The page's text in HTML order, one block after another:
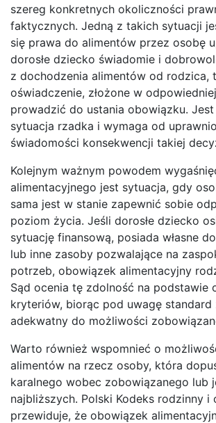
szereg konkretnych okoliczności
faktycznych. Jedną z takich sytuacji
się prawa do alimentów przez osobę
dorosłe dziecko świadomie i
z dochodzenia alimentów od rodzica,
oświadczenie, złożone w
prowadzić do ustania obowiązku.
sytuacja rzadka i wymaga od
świadomości konsekwencji takiej
Kolejnym ważnym powodem
alimentacyjnego jest sytuacja, gdy
sama jest w stanie zapewnić sobie
poziom życia. Jeśli dorosłe dziecko
sytuację finansową, posiada własne
lub inne zasoby pozwalające na
potrzeb, obowiązek alimentacyjny
Sąd ocenia tę zdolność na podstawie
kryteriów, biorąc pod uwagę standard
adekwatny do możliwości
Warto również wspomnieć o
alimentów na rzecz osoby, która
karalnego wobec zobowiązanego lub
najbliższych. Polski Kodeks rodzinny i
przewiduje, że obowiązek